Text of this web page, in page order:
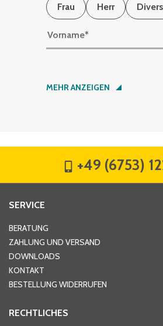
Frau
Herr Divers
Vorname*
Nachname*
Hausnummer
Ort*
MEHR ANZEIGEN
+49 (6753)
SERVICE
BERATUNG
ZAHLUNG UND VERSAND
DOWNLOADS
KONTAKT
BESTELLUNG WIDERRUFEN
RECHTLICHES